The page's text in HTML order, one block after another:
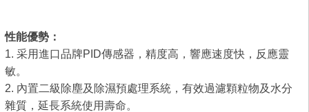
性能優勢：
1. 采用進口品牌PID傳感器，精度高，響應速度快，反應靈
敏。
2. 內置二級除塵及除濕預處理系統，有效過濾顆粒物及水分
雜質，延長系統使用壽命。